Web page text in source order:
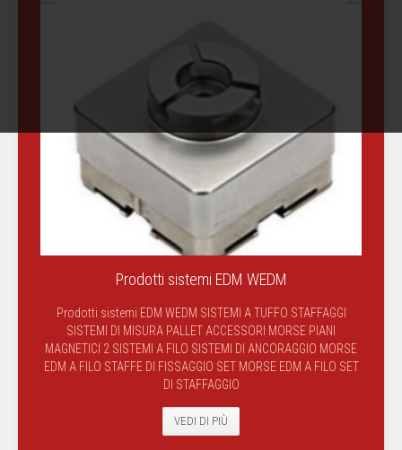
Prodotti sistemi EDM WEDM
Prodotti sistemi EDM WEDM SISTEMI A TUFFO STAFFAGGI
SISTEMI DI MISURA PALLET ACCESSORI MORSE PIANI
MAGNETICI 2 SISTEMI A FILO SISTEMI DI ANCORAGGIO MORSE
EDM A FILO STAFFE DI FISSAGGIO SET MORSE EDM A FILO SET
DI STAFFAGGIO
VEDI DI PIÙ